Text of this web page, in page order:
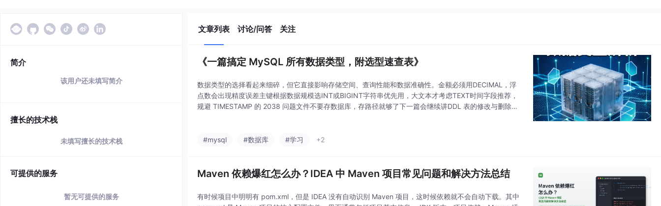
简介
该用户还未填写简介
擅长的技术栈
未填写擅长的技术栈
可提供的服务
暂无可提供的服务
文章列表 讨论/问答 关注
《一篇搞定 MySQL 所有数据类型，附选型速查表》
数据类型的选择看起来细碎，但它直接影响存储空间、查询性能和数据准确性。金额必须用DECIMAL，浮
点数会出现精度误差主键根据数据规模选INT或BIGINT字符串优先用，大文本才考虑TEXT时间字段推荐，
规避 TIMESTAMP 的 2038 问题文件不要存数据库，存路径就够了下一篇会继续讲DDL 表的修改与删除操
#mysql #数据库 #学习 +2
Maven 依赖爆红怎么办？IDEA 中 Maven 项目常见问题和解决方法总结
有时候项目中明明有 pom.xml，但是 IDEA 没有自动识别 Maven 项目，这时候依赖就不会自动下载。其中